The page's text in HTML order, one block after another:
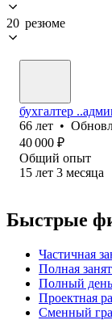
20 резюме
бухгалтер
66 лет •
40 000 ₽
Общий опыт
15 лет 3 месяца
Быстрые
Частичная
Полная
Полный день
Проектная
Сменный